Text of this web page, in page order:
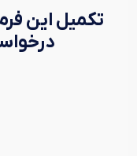
تکمیل این